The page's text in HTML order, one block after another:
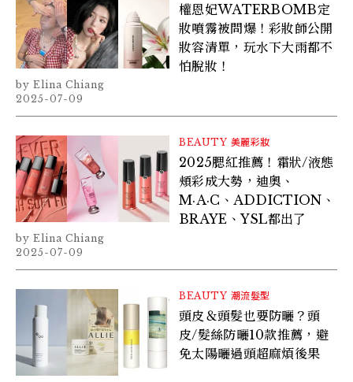
權恩妃WATERBOMB定
妝噴霧被問爆！彩妝師公開
妝容清單，玩水下大雨都不
怕脫妝！
Elina Chiang
2025-07-09
BEAUTY 美麗彩妝
2025腮紅推薦！霜狀/液態
頰彩成大勢，迪奧、
M·A·C、ADDICTION、
BRAYE、YSL都出了
Elina Chiang
2025-07-09
BEAUTY 潮流髮型
頭皮＆頭髮也要防曬？頭
皮/髮絲防曬10款推薦，避
免太陽曬過頭超麻煩後果